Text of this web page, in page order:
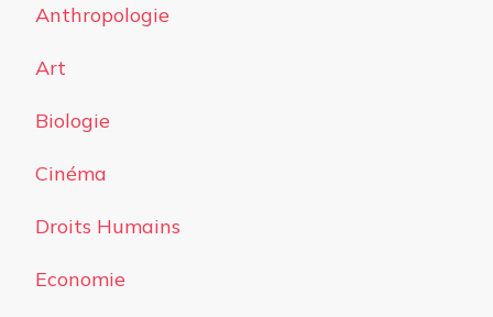
Anthropologie
Art
Biologie
Cinéma
Droits Humains
Economie